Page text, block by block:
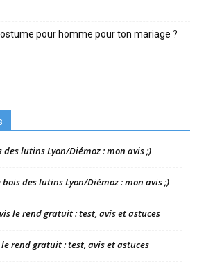
pour homme pour ton mariage ?
des lutins Lyon/Diémoz : mon avis ;)
bois des lutins Lyon/Diémoz : mon avis ;)
le rend gratuit : test, avis et astuces
rend gratuit : test, avis et astuces